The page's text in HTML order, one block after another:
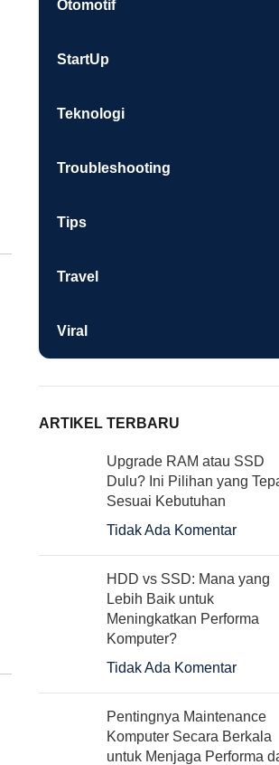
Otomotif
StartUp
Teknologi
Troubleshooting
Tips
Travel
Viral
ARTIKEL TERBARU
Upgrade RAM atau SSD
Dulu? Ini Pilihan yang
Sesuai Kebutuhan
Tidak Ada Komentar
HDD vs SSD: Mana yang
Lebih Baik untuk
Meningkatkan Performa
Komputer?
Tidak Ada Komentar
Pentingnya Maintenance
Komputer Secara Berkala
untuk Menjaga Performa